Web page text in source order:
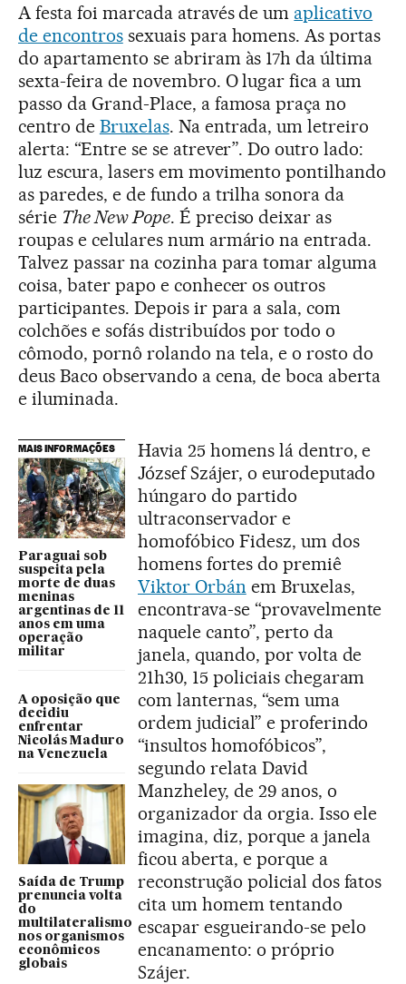
A festa foi marcada através de um aplicativo
de encontrossexuais para homens. As portas
do apartamento se abriram às 17h da última
sexta-feira de novembro. O lugar fica a um
passo da Grand-Place, a famosa praça no
centro de Bruxelas. Na entrada, um letreiro
alerta: “Entre se se atrever”. Do outro lado:
luz escura, lasers em movimento pontilhando
as paredes, e de fundo a trilha sonora da
série The New Pope. É preciso deixar as
roupas e celulares num armário na entrada.
Talvez passar na cozinha para tomar alguma
coisa, bater papo e conhecer os outros
participantes. Depois ir para a sala, com
colchões e sofás distribuídos por todo o
cômodo, pornô rolando na tela, e o rosto do
deus Baco observando a cena, de boca aberta
e iluminada.
MAIS INFORMAÇÕES
Paraguai sob
suspeita pela
morte de duas
meninas
argentinas de 11
anos em uma
operação
militar
A oposição que
decidiu
enfrentar
Nicolás Maduro
na Venezuela
Saída de Trump
prenuncia volta
do
multilateralismo
nos organismos
econômicos
globais
Havia 25 homens lá dentro, e
József Szájer, o eurodeputado
húngaro do partido
ultraconservador e
homofóbico Fidesz, um dos
homens fortes do premiê
Viktor Orbán em Bruxelas,
encontrava-se “provavelmente
naquele canto”, perto da
janela, quando, por volta de
21h30, 15 policiais chegaram
com lanternas, “sem uma
ordem judicial” e proferindo
“insultos homofóbicos”,
segundo relata David
Manzheley, de 29 anos, o
organizador da orgia. Isso ele
imagina, diz, porque a janela
ficou aberta, e porque a
reconstrução policial dos fatos
cita um homem tentando
escapar esgueirando-se pelo
encanamento: o próprio
Szájer.